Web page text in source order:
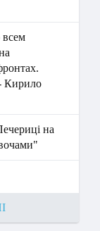
всем
Кирило
на